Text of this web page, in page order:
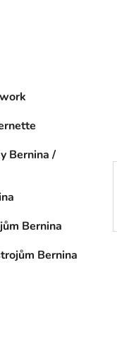
Bernina /
Bernina
Bernina